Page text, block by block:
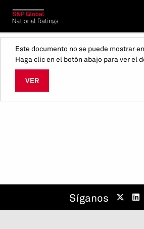
Este documento no se puede mostrar
Haga clic en el botón abajo para ver el
VER
Síganos